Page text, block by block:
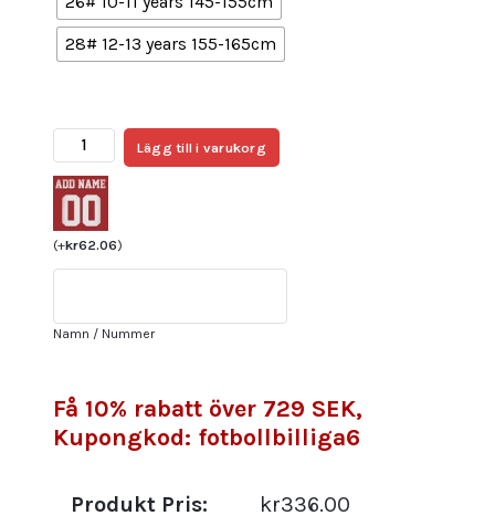
28# 12-13 years 155-165cm
Billiga Fotbollströja
Barn
River
Plate
Hemmatröja
2025/26
mängd
Lägg till i varukorg
(+kr62.06)
Namn / Nummer
Få 10% rabatt över 729 SEK,
Kupongkod: fotbollbilliga6
Produkt Pris: kr336.00